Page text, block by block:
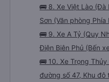
🚌 8. Xe Việt Lào
Sơn (Văn phòng
🚌 9. Xe A Tỷ (Quy
Điện Biên Phủ (Bến
🚌 10. Xe Trọng
đường số 47, Khu đô